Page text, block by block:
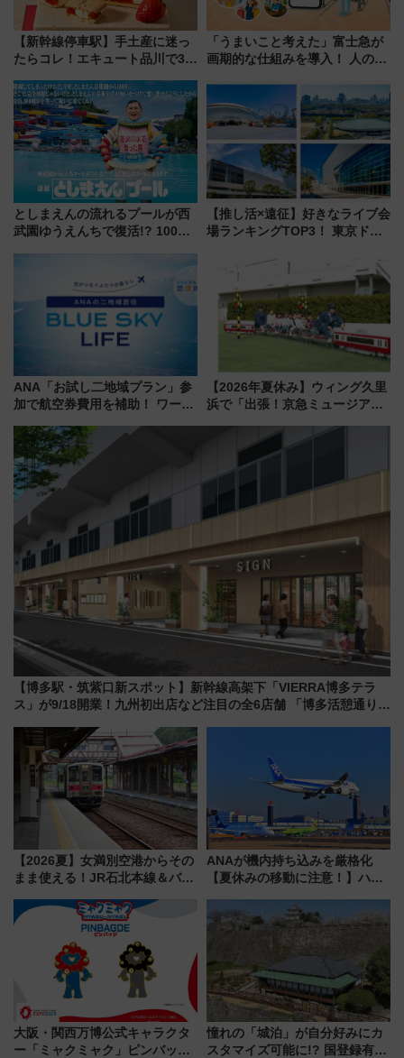
【新幹線停車駅】手土産に迷っ
たらコレ！エキュート品川で3年
産スイーツとは？
「うまいこと考えた」富士急が
画期的な仕組みを導入！ 人のか
としまえんの流れるプールが西
武園ゆうえんちで復活!? 100周
イダー」に注目 2026年夏は所
沢へ遊びに行こう
【推し活×遠征】好きなライブ会
場ランキングTOP3！ 東京ドー
由と交通アクセス術、ライブ会
場に何を求める？
ANA「お試し二地域プラン」参
加で航空券費用を補助！ ワーケ
治体は？ 2026年は対象のエリア
が拡大！
【2026年夏休み】ウィング久里
浜で「出張！京急ミュージア
ラリーや子ども制服撮影も
【博多駅・筑紫口新スポット】新幹線高架下「VIERRA博多テラ
ス」が9/18開業！九州初出店など注目の全6店舗 「博多活憩通り」
【2026夏】女満別空港からその
まま使える！JR石北本線＆バス
ーパス」でおトクに道東観光
（8/3発売）
ANAが機内持ち込みを厳格化
【夏休みの移動に注意！】ハン
「身の回り品」新サイズ制限
(40×30×20cm)おさらい
大阪・関西万博公式キャラクタ
ー「ミャクミャク」ピンバッジ
憧れの「城泊」が自分好みにカ
スタマイズ可能に!? 国登録有形